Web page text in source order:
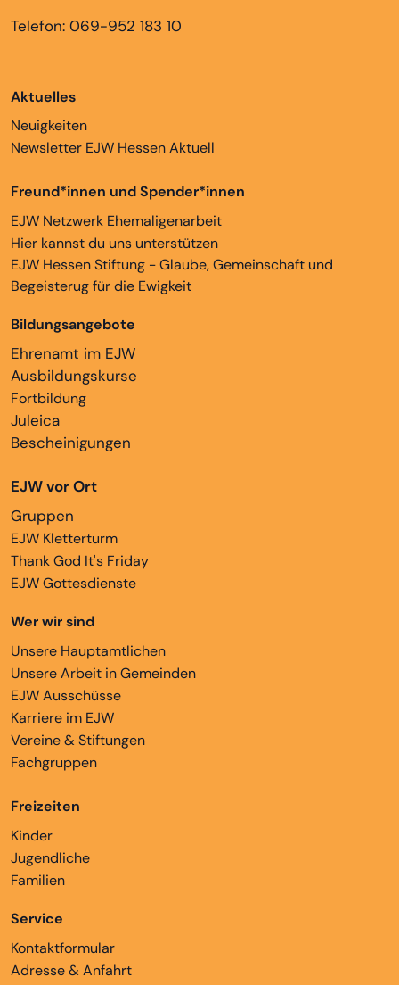
Telefon: 069-952 183 10
Aktuelles
Neuigkeiten
Newsletter EJW Hessen Aktuell
Freund*innen und Spender*innen
EJW Netzwerk Ehemaligenarbeit
Hier kannst du uns unterstützen
EJW Hessen Stiftung - Glaube, Gemeinschaft und
Begeisterug für die Ewigkeit
Bildungsangebote
Ehrenamt im EJW
Ausbildungskurse
Fortbildung
Juleica
Bescheinigungen
EJW vor Ort
Gruppen
EJW Kletterturm
Thank God It's Friday
EJW Gottesdienste
Wer wir sind
Unsere Hauptamtlichen
Unsere Arbeit in Gemeinden
EJW Ausschüsse
Karriere im EJW
Vereine & Stiftungen
Fachgruppen
Freizeiten
Kinder
Jugendliche
Familien
Service
Kontaktformular
Adresse & Anfahrt